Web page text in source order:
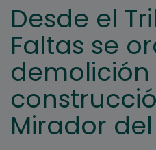
Desde el
Faltas se
Mirador del